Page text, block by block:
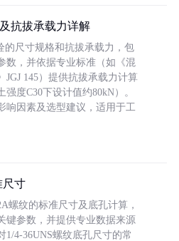
抗拔承载力详解
的尺寸规格和抗拔承载力，包
数，并依据专业标准（如《混
145）提供抗拔承载力计算
度C30下设计值约80kN）。
响因素及选型建议，适用于工
尺寸
螺纹的标准尺寸及底孔计算，
键参数，并提供专业数据来源
1/4-36UNS螺纹底孔尺寸的常